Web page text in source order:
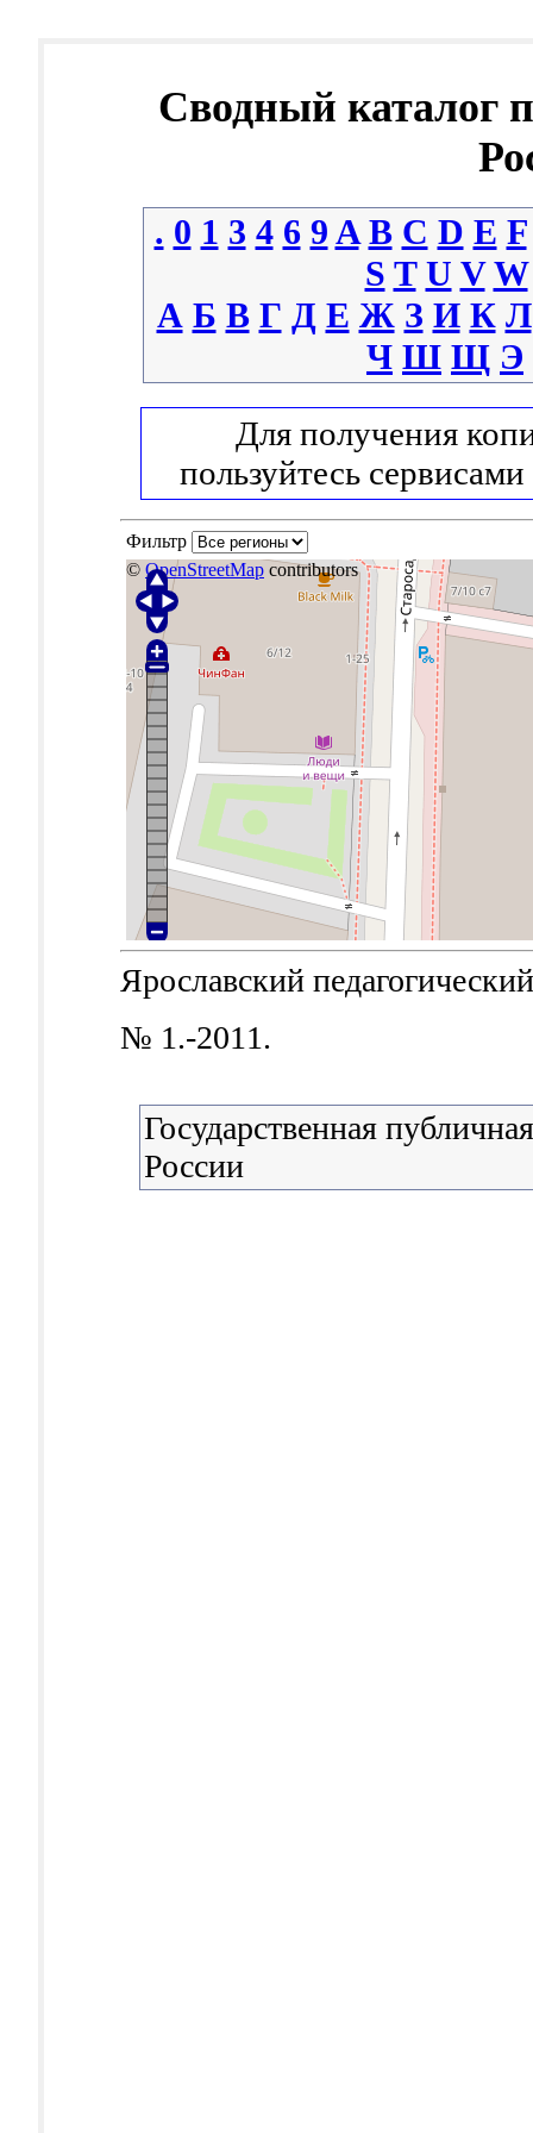
Сводный каталог
. 0 1 3 4 6 9 A B C D E F
S T U V W
А Б В Г Д Е Ж З И К Л
Ч Ш Щ Э
Для получения
пользуйтесь сервисами
Фильтр
© OpenStreetMap contributors
Ярославский
№ 1.-2011.
Государственная
России